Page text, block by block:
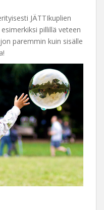
JÄTTIkuplien
pillillä veteen
paremmin kuin sisälle